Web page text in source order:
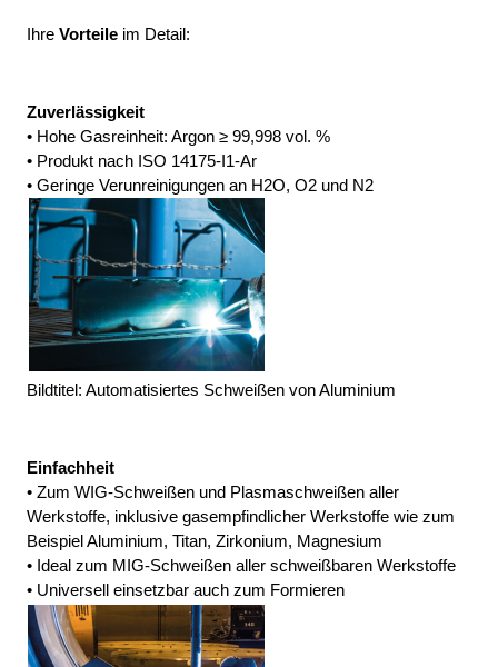
Ihre Vorteile im Detail:
Zuverlässigkeit
• Hohe Gasreinheit: Argon ≥ 99,998 vol. %
• Produkt nach ISO 14175-I1-Ar
• Geringe Verunreinigungen an H2O, O2 und N2
Bildtitel: Automatisiertes Schweißen von Aluminium
Einfachheit
• Zum WIG-Schweißen und Plasmaschweißen aller
Werkstoffe, inklusive gasempfindlicher Werkstoffe wie zum
Beispiel Aluminium, Titan, Zirkonium, Magnesium
• Ideal zum MIG-Schweißen aller schweißbaren Werkstoffe
• Universell einsetzbar auch zum Formieren